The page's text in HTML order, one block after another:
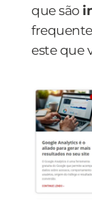
que são
este que